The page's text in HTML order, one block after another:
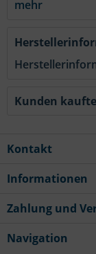
mehr
Kunden
Kontakt
Informationen
Zahlung und
Navigation